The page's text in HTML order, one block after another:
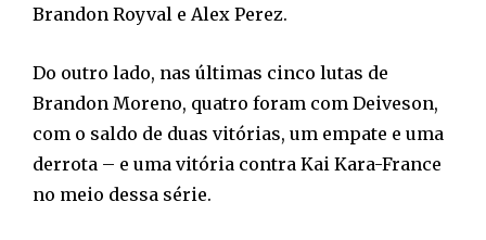
Brandon Royval e Alex Perez.
Do outro lado, nas últimas cinco lutas de
Brandon Moreno, quatro foram com Deiveson,
com o saldo de duas vitórias, um empate e uma
derrota – e uma vitória contra Kai Kara-France
no meio dessa série.